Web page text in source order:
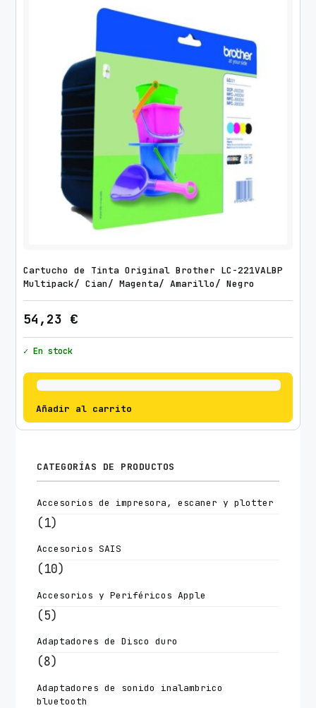
Cartucho de Tinta Original Brother LC-221VALBP
Multipack/ Cian/ Magenta/ Amarillo/ Negro
54,23 €
✓ En stock
Añadir al carrito
CATEGORÍAS DE PRODUCTOS
Accesorios de impresora, escaner y plotter
(1)
Accesorios SAIS
(10)
Accesorios y Periféricos Apple
(5)
Adaptadores de Disco duro
(8)
Adaptadores de sonido inalambrico
bluetooth